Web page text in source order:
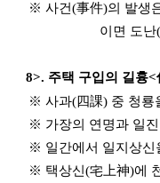
※ 사건(事件)의 발생
이면 도난(盜難
8>. 주택 구입의 길흉
※ 사과(四課) 중 청룡
※ 가장의 연명과 일진
※ 일간에서 일지상신
※ 택상신(宅上神)에